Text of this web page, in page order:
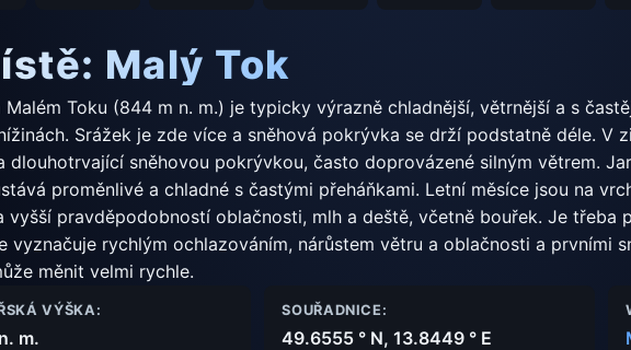
Malý Tok
Malém Toku (844 m n. m.) je typicky výrazně chladnější, větrnější a s
Srážek je zde více a sněhová pokrývka se drží podstatně déle. V
dlouhotrvající sněhovou pokrývkou, často doprovázené silným větrem.
proměnlivé a chladné s častými přeháňkami. Letní měsíce jsou na
vyšší pravděpodobností oblačnosti, mlh a deště, včetně bouřek. Je třeba
vyznačuje rychlým ochlazováním, nárůstem větru a oblačnosti a prvními
měnit velmi rychle.
VÝŠKA:
m.
SOUŘADNICE:
49.6555 ° N, 13.8449 ° E